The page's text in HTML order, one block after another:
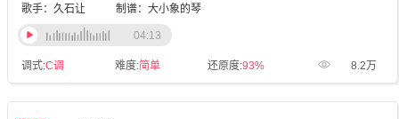
歌手：久石让 制谱：大小象的琴
调式:C调 难度:简单 还原度:93% 8.2万
04:13